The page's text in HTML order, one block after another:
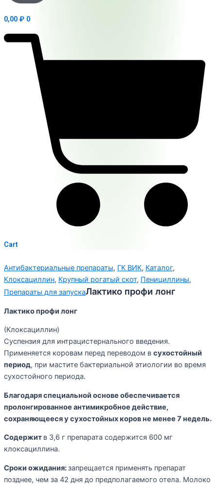
0,00 ₽ 0
Cart
Антибактериальные препараты, ГК ВИК, Каталог,
Клоксациллин, Крупный рогатый скот, Пенициллины,
Препараты для запускаЛактико профи лонг
Лактико профи лонг
(Клоксациллин)
Суспензия для интрацистернального введения.
Применяется коровам перед переводом в сухостойный
период, при мастите бактериальной этиологии во время
сухостойного периода.
Благодаря специальной основе обеспечивается
пролонгированное антимикробное действие,
сохраняющееся у сухостойных коров не менее 7 недель.
Содержит в 3,6 г препарата содержится 600 мг
клоксациллина.
Сроки ожидания:запрещается применять препарат
позднее, чем за 42 дня до предполагаемого отела. Молоко